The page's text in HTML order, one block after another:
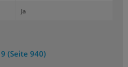
Ja
(Seite 940)